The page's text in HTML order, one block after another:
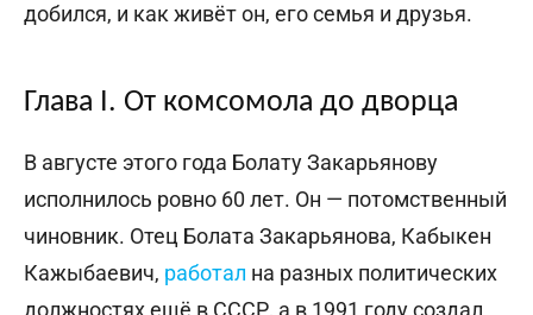
добился, и как живёт он, его семья и друзья.
Глава I. От комсомола до дворца
В августе этого года Болату Закарьянову
исполнилось ровно 60 лет. Он — потомственный
чиновник. Отец Болата Закарьянова, Кабыкен
Кажыбаевич, работал на разных политических